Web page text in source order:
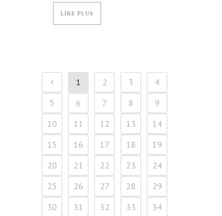
LIRE PLUS
1 2 3
4
5
6 7 8
9
10
11 12 13
14
15
16 17 18
19
20
21 22 23
24
25
26 27 28
29
30
31 32 33
34